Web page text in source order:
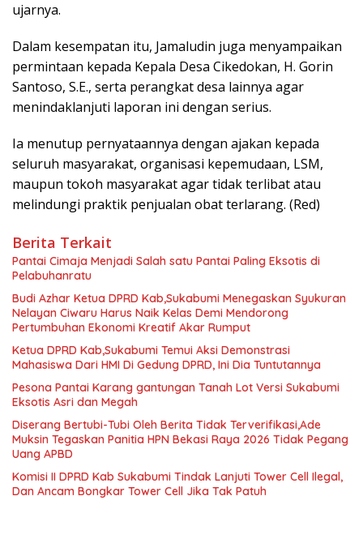
ujarnya.
Dalam kesempatan itu, Jamaludin juga menyampaikan
permintaan kepada Kepala Desa Cikedokan, H. Gorin
Santoso, S.E., serta perangkat desa lainnya agar
menindaklanjuti laporan ini dengan serius.
Ia menutup pernyataannya dengan ajakan kepada
seluruh masyarakat, organisasi kepemudaan, LSM,
maupun tokoh masyarakat agar tidak terlibat atau
melindungi praktik penjualan obat terlarang. (Red)
Berita Terkait
Pantai Cimaja Menjadi Salah satu Pantai Paling Eksotis di
Pelabuhanratu
Budi Azhar Ketua DPRD Kab,Sukabumi Menegaskan Syukuran
Nelayan Ciwaru Harus Naik Kelas Demi Mendorong
Pertumbuhan Ekonomi Kreatif Akar Rumput
Ketua DPRD Kab,Sukabumi Temui Aksi Demonstrasi
Mahasiswa Dari HMI Di Gedung DPRD, Ini Dia Tuntutannya
Pesona Pantai Karang gantungan Tanah Lot Versi Sukabumi
Eksotis Asri dan Megah
Diserang Bertubi-Tubi Oleh Berita Tidak Terverifikasi,Ade
Muksin Tegaskan Panitia HPN Bekasi Raya 2026 Tidak Pegang
Uang APBD
Komisi II DPRD Kab Sukabumi Tindak Lanjuti Tower Cell Ilegal,
Dan Ancam Bongkar Tower Cell Jika Tak Patuh